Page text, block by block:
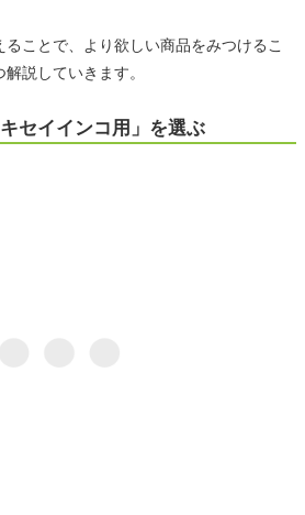
ことで、より欲しい商品をみつけるこ
説していきます。
セイインコ用」を選ぶ